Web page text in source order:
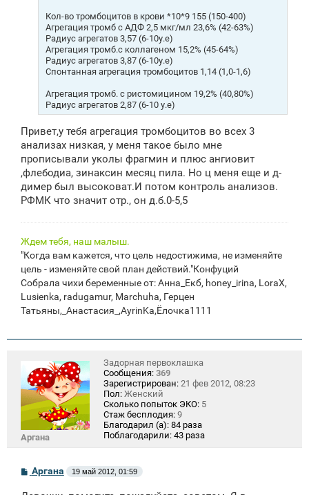
Кол-во тромбоцитов в крови *10*9 155 (150-400)
Агрегация тромб с АДФ 2,5 мкг/мл 23,6% (42-63%)
Радиус агрегатов 3,57 (6-10у.е)
Агрегация тромб.с коллагеном 15,2% (45-64%)
Радиус агрегатов 3,87 (6-10у.е)
Спонтанная агрегация тромбоцитов 1,14 (1,0-1,6)
Агрегация тромб. с ристомицином 19,2% (40,80%)
Радиус агрегатов 2,87 (6-10 у.е)
Привет,у тебя агрегация тромбоцитов во всех 3
анализах низкая, у меня такое было мне
прописывали уколы фрагмин и плюс ангиовит
,флебодиа, зинаксин месяц пила. Но ц меня еще и д-
димер был высоковат.И потом контроль анализов.
РФМК что значит отр., он д.б.0-5,5
Ждем тебя, наш малыш.
"Когда вам кажется, что цель недостижима, не изменяйте
цель - изменяйте свой план действий."Конфуций
Собрала чихи беременные от: Анна_Екб, honey_irina, LoraX,
Lusienka, radugamur, Marchuha, Герцен
Татьяны,_Анастасия_,AyrinKa,Ёлочка1111
Аргана
Задорная первоклашка
Сообщения: 369
Зарегистрирован: 21 фев 2012, 08:23
Пол: Женский
Сколько попыток ЭКО: 5
Стаж бесплодия: 9
Благодарил (а): 84 раза
Поблагодарили: 43 раза
С
Аргана 19 май 2012, 01:59